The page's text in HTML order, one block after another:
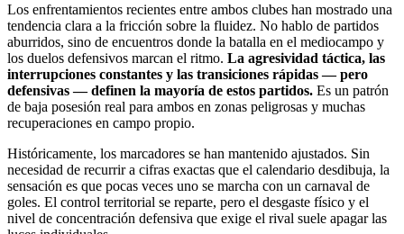
Los enfrentamientos recientes entre ambos clubes han mostrado una
tendencia clara a la fricción sobre la fluidez. No hablo de partidos
aburridos, sino de encuentros donde la batalla en el mediocampo y
los duelos defensivos marcan el ritmo. La agresividad táctica, las
interrupciones constantes y las transiciones rápidas — pero
defensivas — definen la mayoría de estos partidos. Es un patrón
de baja posesión real para ambos en zonas peligrosas y muchas
recuperaciones en campo propio.
Históricamente, los marcadores se han mantenido ajustados. Sin
necesidad de recurrir a cifras exactas que el calendario desdibuja, la
sensación es que pocas veces uno se marcha con un carnaval de
goles. El control territorial se reparte, pero el desgaste físico y el
nivel de concentración defensiva que exige el rival suele apagar las